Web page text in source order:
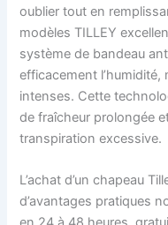
oublier tout en
modèles TILLEY
système de bandeau
efficacement
intenses. Cette
de fraîcheur prolongée
transpiration excessive.
L’achat d’un chapeau
d’avantages pratiques